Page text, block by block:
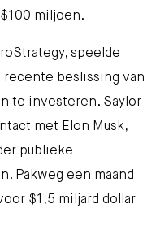
miljoen.
speelde
beslissing van
te investeren. Saylor
met Elon Musk,
publieke
Pakweg een maand
$1,5 miljard dollar